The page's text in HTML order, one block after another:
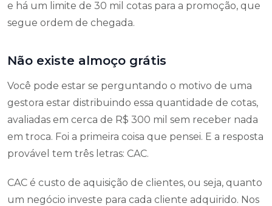
e há um limite de 30 mil cotas para a promoção, que
segue ordem de chegada.
Não existe almoço grátis
Você pode estar se perguntando o motivo de uma
gestora estar distribuindo essa quantidade de cotas,
avaliadas em cerca de R$ 300 mil sem receber nada
em troca. Foi a primeira coisa que pensei. E a resposta
provável tem três letras: CAC.
CAC é custo de aquisição de clientes, ou seja, quanto
um negócio investe para cada cliente adquirido. Nos